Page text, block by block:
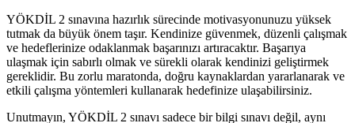
YÖKDİL 2 sınavına hazırlık sürecinde motivasyonunuzu yüksek
tutmak da büyük önem taşır. Kendinize güvenmek, düzenli çalışmak
ve hedeflerinize odaklanmak başarınızı artıracaktır. Başarıya
ulaşmak için sabırlı olmak ve sürekli olarak kendinizi geliştirmek
gereklidir. Bu zorlu maratonda, doğru kaynaklardan yararlanarak ve
etkili çalışma yöntemleri kullanarak hedefinize ulaşabilirsiniz.
Unutmayın, YÖKDİL 2 sınavı sadece bir bilgi sınavı değil, aynı